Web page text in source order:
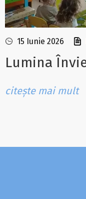
15 Iunie 2026
Lumina
citește mai mult